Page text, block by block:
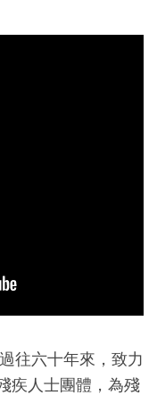
往六十年來，致力
疾人士團體，為殘